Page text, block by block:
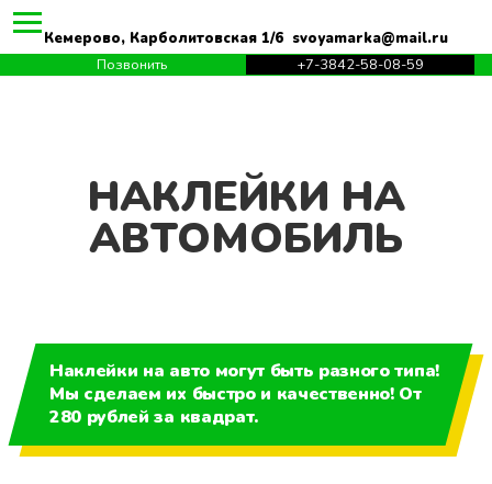
Кемерово, Карболитовская 1/6 svoyamarka@mail.ru
Позвонить
+7-3842-58-08-59
НАКЛЕЙКИ НА
АВТОМОБИЛЬ
Наклейки на авто могут быть разного типа!
Мы сделаем их быстро и качественно! От
280 рублей за квадрат.